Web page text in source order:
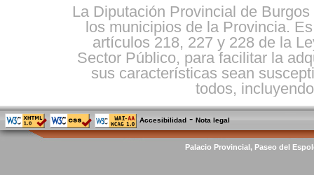
La Diputación Provincial de
los municipios de la Provincia.
artículos 218, 227 y 228 de la
Sector Público, para facilitar la
sus características sean
todos,
Accesibilidad -Nota legal
Palacio Provincial, Paseo del